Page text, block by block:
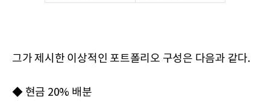
그가 제시한 이상적인 포트폴리오 구성은 다음과 같다.
◆ 현금 20% 배분